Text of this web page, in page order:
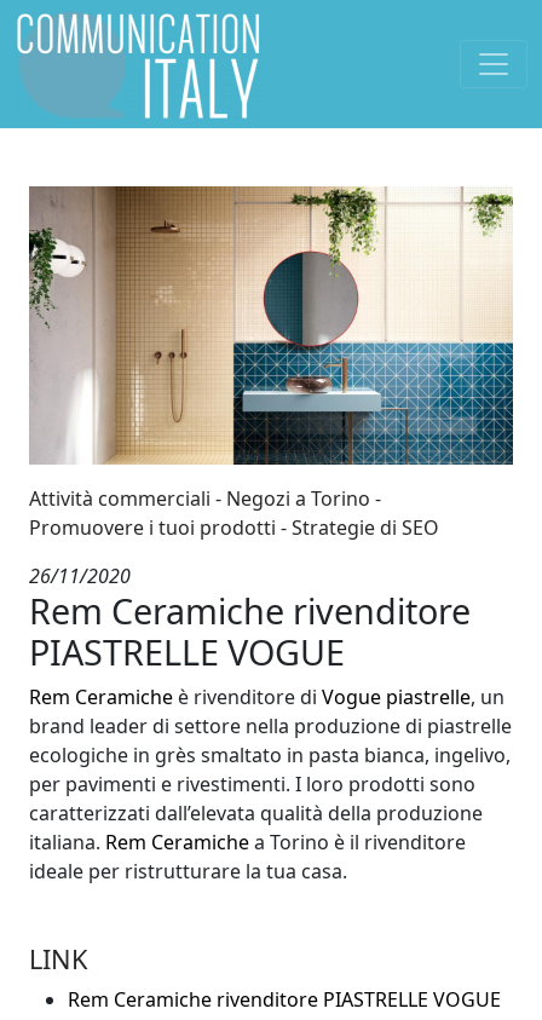
Attività commerciali
Negozi a Torino
Promuovere i tuoi prodotti
Strategie di SEO
26/11/2020
Rem Ceramiche rivenditore
PIASTRELLE VOGUE
Rem Ceramiche è rivenditore di Vogue piastrelle, un
brand leader di settore nella produzione di piastrelle
ecologiche in grès smaltato in pasta bianca, ingelivo,
per pavimenti e rivestimenti. I loro prodotti sono
caratterizzati dall’elevata qualità della produzione
italiana. Rem Ceramichea Torino è il rivenditore
ideale per ristrutturare la tua casa.
LINK
Rem Ceramiche rivenditore PIASTRELLE VOGUE